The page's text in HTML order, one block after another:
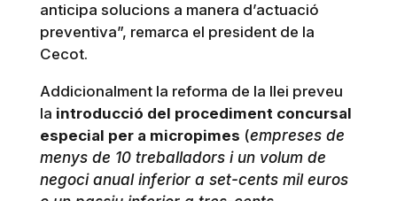
anticipa solucions a manera d’actuació
preventiva”, remarca el president de la
Cecot.
Addicionalment la reforma de la llei preveu
la introducció del procediment concursal
especial per a micropimes (empreses de
menys de 10 treballadors i un volum de
negoci anual inferior a set-cents mil euros